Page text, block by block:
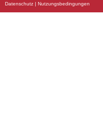
Datenschutz | Nutzungsbedingungen